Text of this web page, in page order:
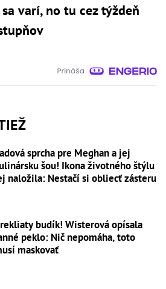
varí, no tu cez týždeň
sprcha pre Meghan a jej
šou! Ikona životného štýlu
naložila: Nestačí si obliecť zásteru
budík! Wisterová opísala
peklo: Nič nepomáha, toto
maskovať